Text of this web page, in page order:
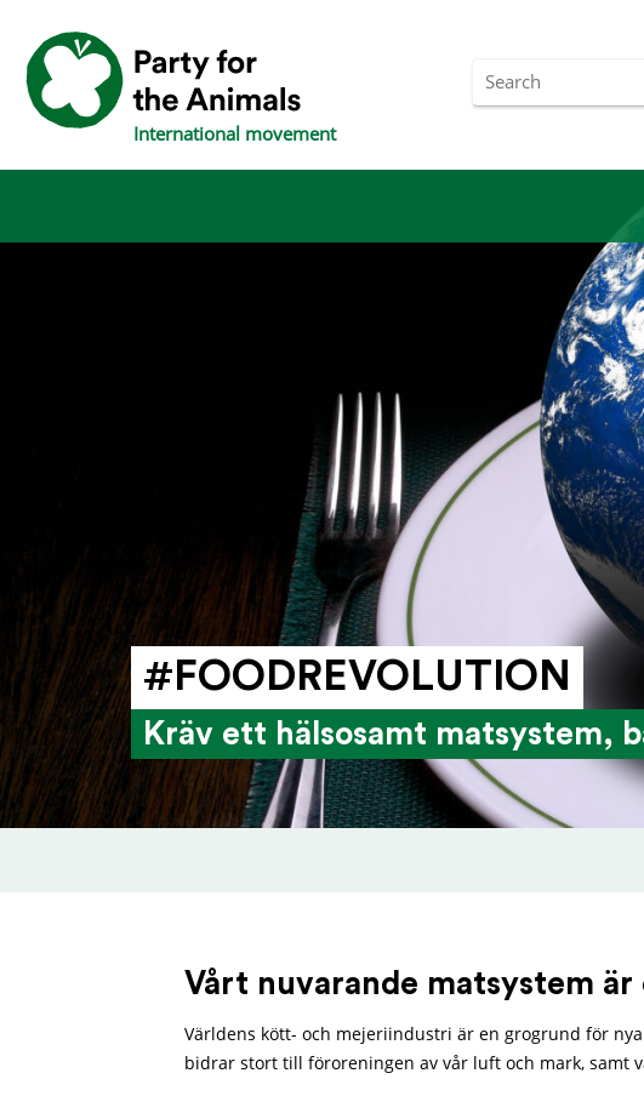
International movement
#FOOD­RE­VO­LUTION
Kräv ett hälsosamt matsystem,
Vårt nuvarande matsystem
Världens kött- och mejeriindustri är en grogrund för
bidrar stort till föroreningen av vår luft och mark, samt